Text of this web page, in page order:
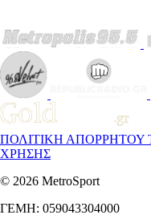
ΠΟΛΙΤΙΚΗ ΑΠΟΡΡΗΤΟΥ
ΧΡΗΣΗΣ
© 2026 MetroSport
ΓΕΜΗ: 059043304000